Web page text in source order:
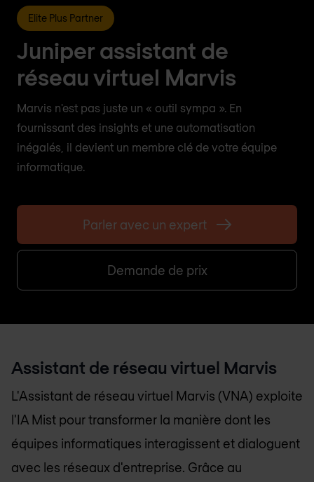
Elite Plus Partner
Juniper assistant de
réseau virtuel Marvis
Marvis n'est pas juste un « outil sympa ». En
fournissant des insights et une automatisation
inégalés, il devient un membre clé de votre équipe
informatique.
Parler avec un expert
Demande de prix
Assistant de réseau virtuel Marvis
L'Assistant de réseau virtuel Marvis (VNA) exploite
l'IA Mist pour transformer la manière dont les
équipes informatiques interagissent et dialoguent
avec les réseaux d'entreprise. Grâce au